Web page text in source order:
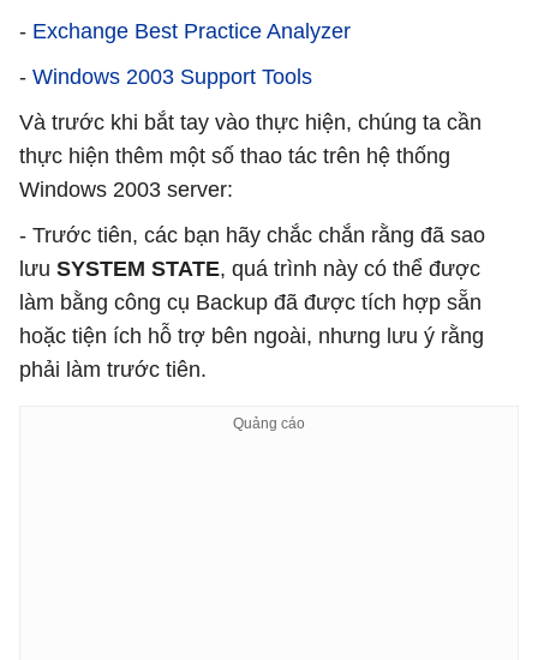
- Exchange Best Practice Analyzer
- Windows 2003 Support Tools
Và trước khi bắt tay vào thực hiện, chúng ta cần
thực hiện thêm một số thao tác trên hệ thống
Windows 2003 server:
- Trước tiên, các bạn hãy chắc chắn rằng đã sao
lưu SYSTEM STATE, quá trình này có thể được
làm bằng công cụ Backup đã được tích hợp sẵn
hoặc tiện ích hỗ trợ bên ngoài, nhưng lưu ý rằng
phải làm trước tiên.